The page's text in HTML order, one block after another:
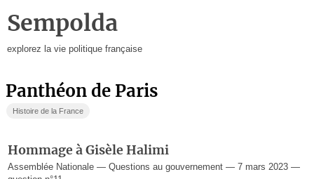
Sempolda
explorez la vie politique française
Panthéon de Paris
Histoire de la France
Hommage à Gisèle Halimi
Assemblée Nationale — Questions au gouvernement — 7 mars 2023 —